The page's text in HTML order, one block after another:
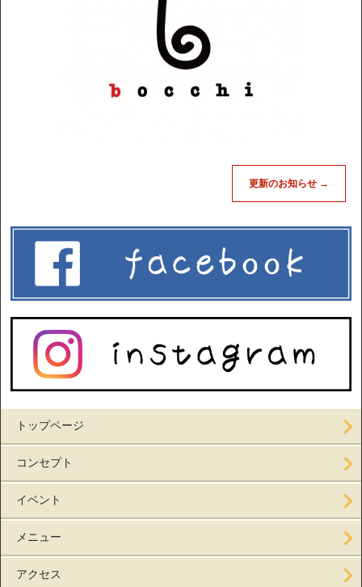
更新のお知らせ →
トップページ
コンセプト
イベント
メニュー
アクセス